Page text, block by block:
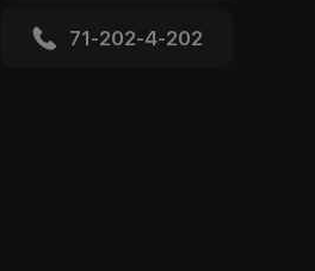
71-202-4-202